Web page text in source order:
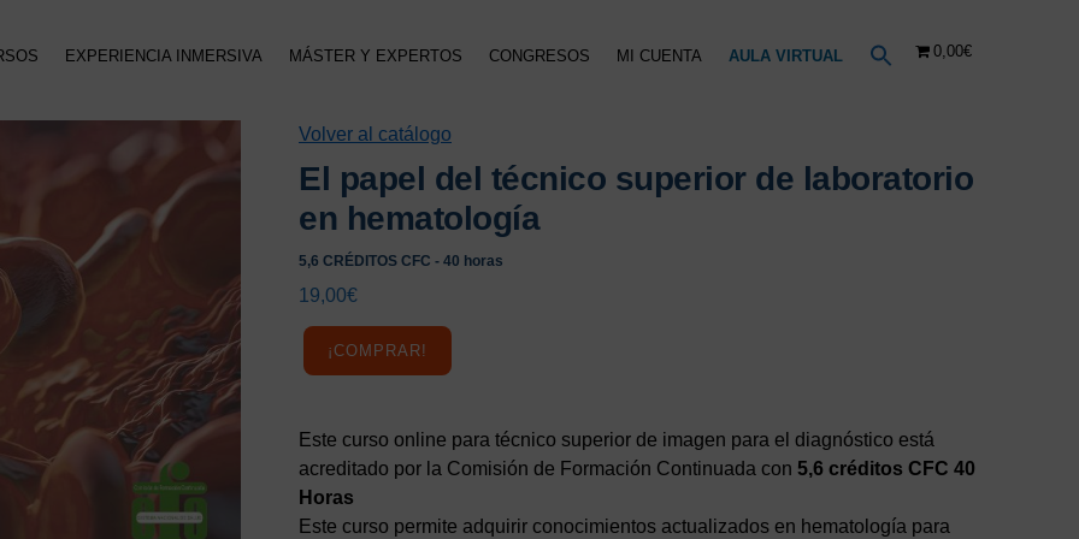
EXPERIENCIA INMERSIVA MÁSTER Y EXPERTOS CONGRESOS MI CUENTA AULA VIRTUAL 0,00€
Volver al catálogo
El papel del técnico superior de laboratorio
en hematología
5,6 CRÉDITOS CFC - 40 horas
19,00€
¡COMPRAR!
Este curso online para técnico superior de imagen para el diagnóstico está
acreditado por la Comisión de Formación Continuada con 5,6 créditos CFC 40
Horas
Este curso permite adquirir conocimientos actualizados en hematología para